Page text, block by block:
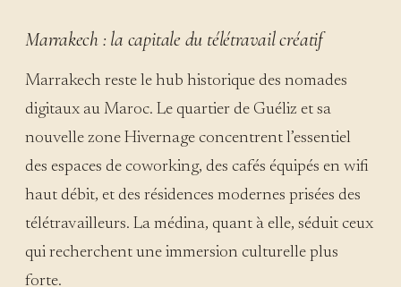
Marrakech : la capitale du télétravail créatif
Marrakech reste le hub historique des nomades
digitaux au Maroc. Le quartier de Guéliz et sa
nouvelle zone Hivernage concentrent l’essentiel
des espaces de coworking, des cafés équipés en wifi
haut débit, et des résidences modernes prisées des
télétravailleurs. La médina, quant à elle, séduit ceux
qui recherchent une immersion culturelle plus
forte.